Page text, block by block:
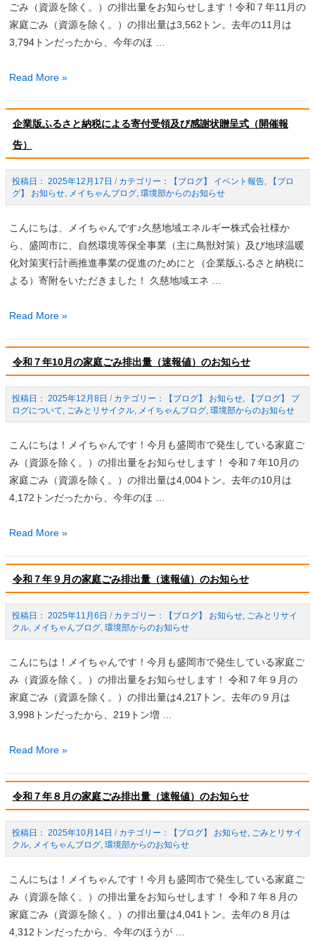
イ
ム」
の
案
内
ご
報
値）
の
お
知
せ
ごみ（資源を除く。）の排出量をお知らせします！令和７年11月の
家庭ごみ（資源を除く。）の排出量は3,562トン。去年の11月は
3,794トンだったから、今年のほ …
令
７
年
11
の
家
ご
み
排
出
（速
報
値）
の
お
知
せ
Read More »
企業版ふるさと納税による寄付受領及び感謝状贈呈式（開催報
告）
2025年12月17日 / 【ブログ】 イベント報告,
【ブロ
グ】 お知らせ, メイちゃんブログ, 環境部からのお知らせ
こんにちは、メイちゃんです♪久慈地域エネルギー株式会社様か
ら、盛岡市に、自然環境等保全事業（主に鳥獣対策）及び地球温暖
化対策実行計画推進事業の促進のためにと（企業版ふるさと納税に
よる）寄附をいただきました！ 久慈地域エネ …
企
版
ふ
る
さ
と
に
領
及
び
感
状
贈
呈
式
催
報
告）
Read More »
令和７年10月の家庭ごみ排出量（速報値）のお知らせ
2025年12月8日 / 【ブログ】 お知らせ,
【ブログ】 ブ
ログについて, ごみとリサイクル, メイちゃんブログ, 環境部からのお知らせ
こんにちは！メイちゃんです！今月も盛岡市で発生している家庭ご
み（資源を除く。）の排出量をお知らせします！ 令和７年10月の
家庭ごみ（資源を除く。）の排出量は4,004トン。去年の10月は
4,172トンだったから、今年のほ …
令
７
年
10
月
の
ご
報
値）
の
お
ら
せ
Read More »
令和７年９月の家庭ごみ排出量（速報値）のお知らせ
2025年11月6日 / 【ブログ】 お知らせ, ごみとリサイ
クル, メイちゃんブログ, 環境部からのお知らせ
こんにちは！メイちゃんです！今月も盛岡市で発生している家庭ご
み（資源を除く。）の排出量をお知らせします！ 令和７年９月の
家庭ごみ（資源を除く。）の排出量は4,217トン。去年の９月は
3,998トンだったから、219トン増 …
令
７
年
９
月
の
ご
Read More »
令和７年８月の家庭ごみ排出量（速報値）のお知らせ
2025年10月14日 / 【ブログ】 お知らせ, ごみとリサイ
クル, メイちゃんブログ, 環境部からのお知らせ
こんにちは！メイちゃんです！今月も盛岡市で発生している家庭ご
み（資源を除く。）の排出量をお知らせします！ 令和７年８月の
家庭ごみ（資源を除く。）の排出量は4,041トン。去年の８月は
4,312トンだったから、今年のほうが …